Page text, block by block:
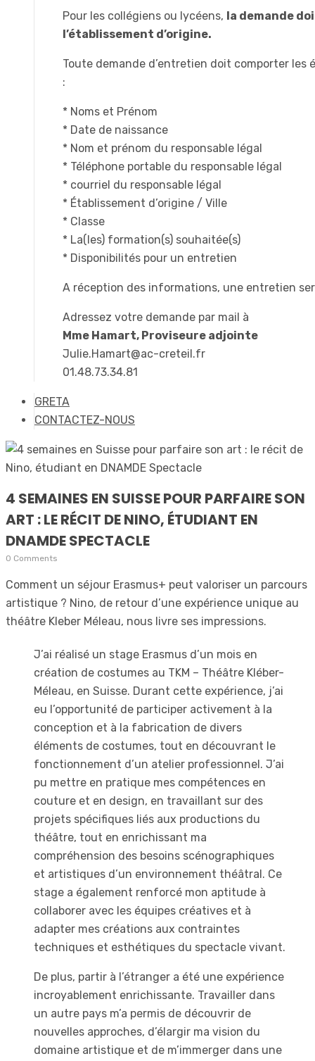
Pour les collégiens ou lycéens, la demande
l’établissement d’origine.
Toute demande d’entretien doit comporter les
:
* Noms et Prénom
* Date de naissance
* Nom et prénom du responsable légal
* Téléphone portable du responsable légal
* courriel du responsable légal
* Établissement d’origine / Ville
* Classe
* La(les) formation(s) souhaitée(s)
* Disponibilités pour un entretien
A réception des informations, une entretien
Adressez votre demande par mail à
Mme Hamart, Proviseure adjointe
Julie.Hamart@ac-creteil.fr
01.48.73.34.81
GRETA
CONTACTEZ-NOUS
4 SEMAINES EN SUISSE POUR PARFAIRE SON
ART : LE RÉCIT DE NINO, ÉTUDIANT EN
DNAMDE SPECTACLE
0 Comments
Comment un séjour Erasmus+ peut valoriser un parcours
artistique ? Nino, de retour d’une expérience unique au
théâtre Kleber Méleau, nous livre ses impressions.
J’ai réalisé un stage Erasmus d’un mois en
création de costumes au TKM – Théâtre Kléber-
Méleau, en Suisse. Durant cette expérience, j’ai
eu l’opportunité de participer activement à la
conception et à la fabrication de divers
éléments de costumes, tout en découvrant le
fonctionnement d’un atelier professionnel. J’ai
pu mettre en pratique mes compétences en
couture et en design, en travaillant sur des
projets spécifiques liés aux productions du
théâtre, tout en enrichissant ma
compréhension des besoins scénographiques
et artistiques d’un environnement théâtral. Ce
stage a également renforcé mon aptitude à
collaborer avec les équipes créatives et à
adapter mes créations aux contraintes
techniques et esthétiques du spectacle vivant.
De plus, partir à l’étranger a été une expérience
incroyablement enrichissante. Travailler dans
un autre pays m’a permis de découvrir de
nouvelles approches, d’élargir ma vision du
domaine artistique et de m’immerger dans une